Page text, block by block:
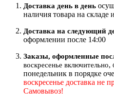
Доставка день в день
наличия товара на складе
Доставка на следующий
оформлении после 14:00
Заказы, оформленные
воскресенье включительно,
понедельник в порядке
воскресенье доставка не
Самовывоз!